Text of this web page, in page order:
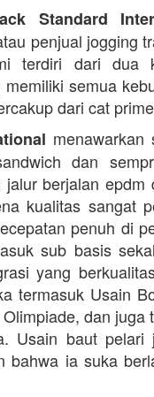
Standard
penjual jogging
terdiri dari dua
semua
dari cat
dan
berjalan epdm
kualitas sangat
penuh di
sub basis
yang
termasuk Usain
dan juga
Usain baut
bahwa ia suka